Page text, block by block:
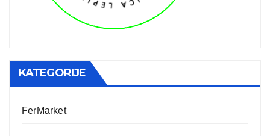
KATEGORIJE
FerMarket